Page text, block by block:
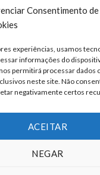
Consentimento de
experiências, usamos
informações do
permitirá processar
neste site. Não
negativamente certos
ACEITAR
NEGAR